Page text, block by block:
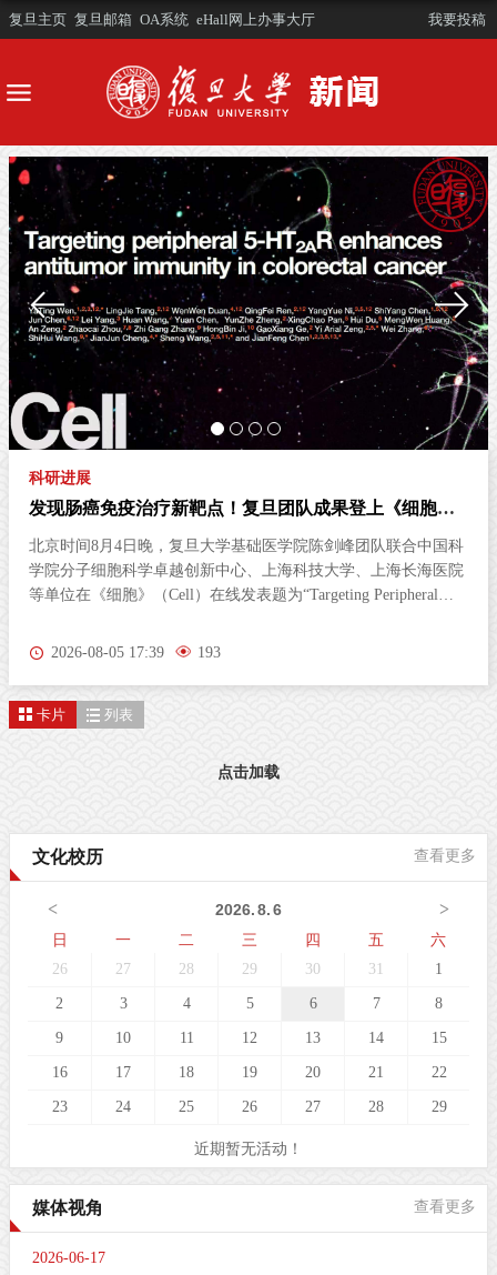
复旦主页 复旦邮箱 OA系统 eHall网上办事大厅 我要投稿
科研进展
发现肠癌免疫治疗新靶点！复旦团队成果登上《细胞》
杂志
北京时间8月4日晚，复旦大学基础医学院陈剑峰团队联合中国科
学院分子细胞科学卓越创新中心、上海科技大学、上海长海医院
等单位在《细胞》（Cell）在线发表题为“Targeting Peripheral
向外周5-HT2AR增强结直肠癌抗肿瘤免疫）”的研究论文。这项
5-HT2AR，能够开启肠道神经与免疫细胞之间的“神秘对话”，唤
升结直肠癌的治疗效果。该发现为结直肠癌的临床治疗提供了新
疫检查点抑制剂在肿瘤治疗方面表现突出。然而，85%以上的
CRC病人属于微卫星稳定型（MSS）“冷肿瘤”，其肿瘤微环境中
应。这一困境，已成为临床治疗的主
2026-08-05 17:39 193
卡片 列表
点击加载
文化校历 查看更多
< >
2026.8.6
日
一 二 三 四 五 六
26 27 28 29 30 31 1
2 3 4 5 6 7 8
9 10 11 12 13 14 15
16 17 18 19 20 21 22
23 24 25 26 27 28 29
近期暂无活动！
媒体视角 查看更多
2026-06-17